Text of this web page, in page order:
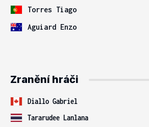
Torres Tiago
Aguiard Enzo
Zranění hráči
Diallo Gabriel
Tararudee Lanlana